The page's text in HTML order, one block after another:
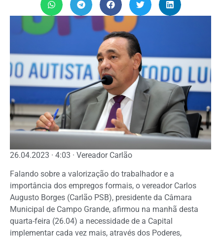
26.04.2023 · 4:03 · Vereador Carlão
Falando sobre a valorização do trabalhador e a
importância dos empregos formais, o vereador Carlos
Augusto Borges (Carlão PSB), presidente da Câmara
Municipal de Campo Grande, afirmou na manhã desta
quarta-feira (26.04) a necessidade de a Capital
implementar cada vez mais, através dos Poderes,